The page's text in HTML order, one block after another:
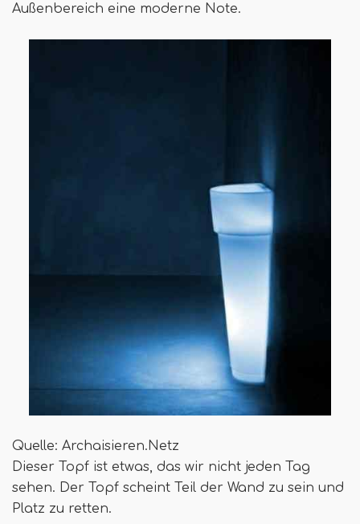
Außenbereich eine moderne Note.
Quelle: Archaisieren.Netz
Dieser Topf ist etwas, das wir nicht jeden Tag
sehen. Der Topf scheint Teil der Wand zu sein und
Platz zu retten.